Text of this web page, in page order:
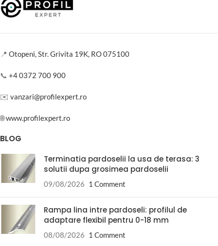
📍 Otopeni, Str. Grivita 19K, RO 075100
📞 +4 0372 700 900
✉️ vanzari@profilexpert.ro
🌐www.profilexpert.ro
BLOG
Terminatia pardoselii la usa de terasa: 3
solutii dupa grosimea pardoselii
09/08/2026 1 Comment
Rampa lina intre pardoseli: profilul de
adaptare flexibil pentru 0-18 mm
08/08/2026 1 Comment